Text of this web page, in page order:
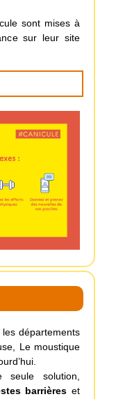
sont mises à
sur leur site
départements
Le moustique
solution,
barrières et